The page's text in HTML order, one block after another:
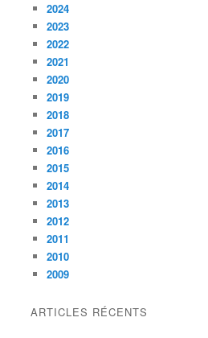
2024
2023
2022
2021
2020
2019
2018
2017
2016
2015
2014
2013
2012
2011
2010
2009
ARTICLES RÉCENTS